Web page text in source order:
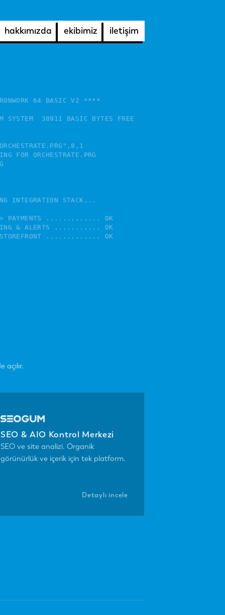
hakkımızda ekibimiz iletişim
64 BASIC V2 ****
SYSTEM  38911 BASIC BYTES FREE
FOR ORCHESTRATE.PRG
INTEGRATION STACK...
> PAYMENTS ............. OK
& ALERTS ........... OK
STOREFRONT ............. OK
SEO & AIO Kontrol Merkezi
SEO ve site analizi. Organik
görünürlük ve içerik için tek platform.
Detaylı incele